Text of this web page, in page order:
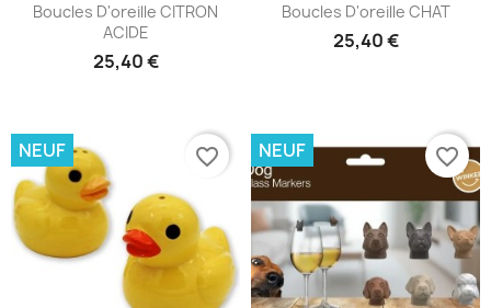
Boucles D'oreille CITRON
ACIDE
25,40 €
Boucles D'oreille CHAT
25,40 €
NEUF favorite_border NEUF favorite_border